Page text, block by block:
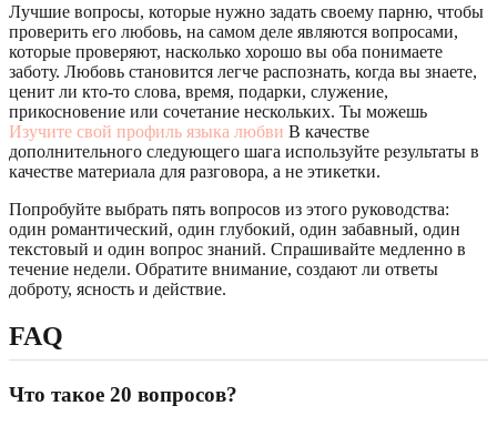
Лучшие вопросы, которые нужно задать своему парню, чтобы
проверить его любовь, на самом деле являются вопросами,
которые проверяют, насколько хорошо вы оба понимаете
заботу. Любовь становится легче распознать, когда вы знаете,
ценит ли кто-то слова, время, подарки, служение,
прикосновение или сочетание нескольких. Ты можешь
Изучите свой профиль языка любви В качестве
дополнительного следующего шага используйте результаты в
качестве материала для разговора, а не этикетки.
Попробуйте выбрать пять вопросов из этого руководства:
один романтический, один глубокий, один забавный, один
текстовый и один вопрос знаний. Спрашивайте медленно в
течение недели. Обратите внимание, создают ли ответы
доброту, ясность и действие.
FAQ
Что такое 20 вопросов?